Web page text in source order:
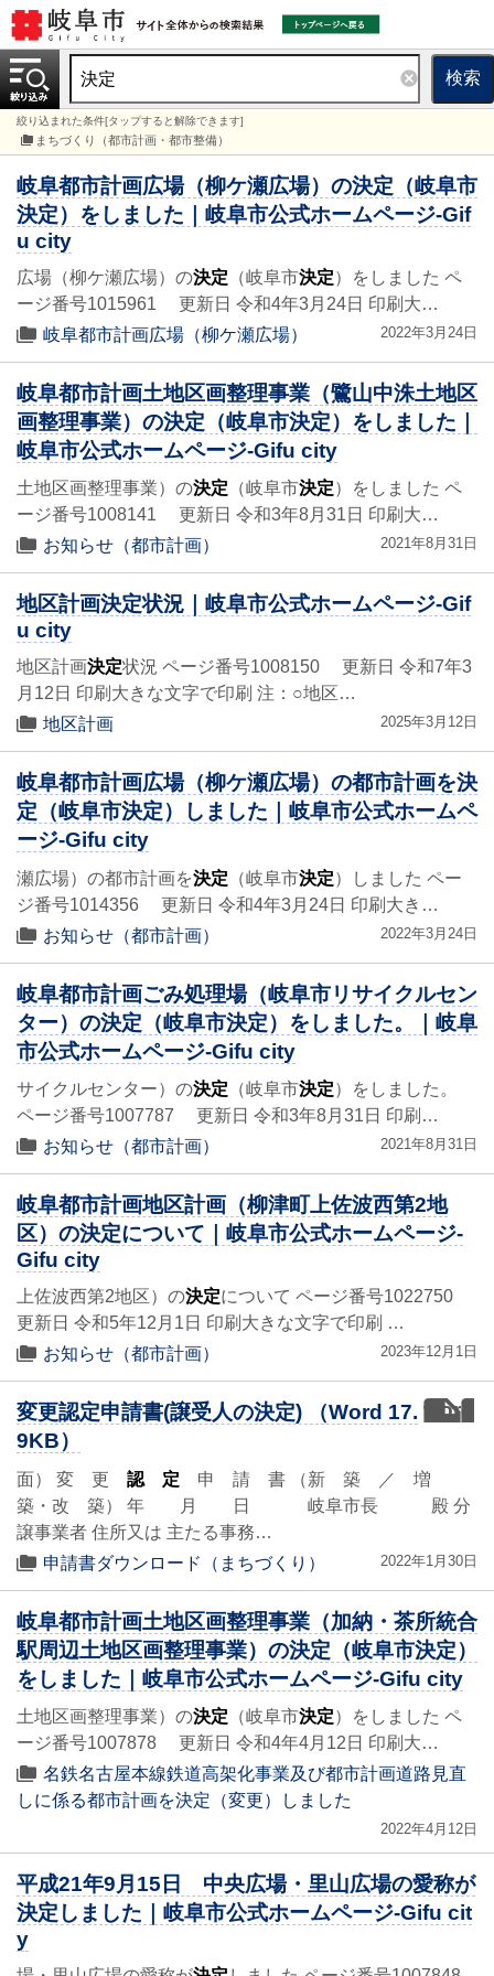
検索
絞り込まれた条件[タップすると解除できます]
まちづくり（都市計画・都市整備）
岐阜都市計画広場（柳ケ瀬広場）の決定（岐阜市
決定）をしました｜岐阜市公式ホームページ-Gif
u city
広場（柳ケ瀬広場）の決定 （岐阜市決定）をしました ペ
ージ番号1015961 更新日 令和4年3月24日 印刷大…
岐阜都市計画広場（柳ケ瀬広場）
2022年3月24日
岐阜都市計画土地区画整理事業（鷺山中洙土地区
画整理事業）の決定（岐阜市決定）をしました｜
岐阜市公式ホームページ-Gifu city
土地区画整理事業）の決定 （岐阜市決定）をしました ペ
ージ番号1008141 更新日 令和3年8月31日 印刷大…
お知らせ（都市計画）
2021年8月31日
地区計画決定状況｜岐阜市公式ホームページ-Gif
u city
地区計画決定状況 ページ番号1008150 更新日 令和7年3
月12日 印刷大きな文字で印刷 注：○地区…
地区計画
2025年3月12日
岐阜都市計画広場（柳ケ瀬広場）の都市計画を決
定（岐阜市決定）しました｜岐阜市公式ホームペ
ージ-Gifu city
瀬広場）の都市計画を決定 （岐阜市決定）しました ペー
ジ番号1014356 更新日 令和4年3月24日 印刷大き…
お知らせ（都市計画）
2022年3月24日
岐阜都市計画ごみ処理場（岐阜市リサイクルセン
ター）の決定（岐阜市決定）をしました。｜岐阜
市公式ホームページ-Gifu city
サイクルセンター）の決定 （岐阜市決定）をしました。
ページ番号1007787 更新日 令和3年8月31日 印刷…
お知らせ（都市計画）
2021年8月31日
岐阜都市計画地区計画（柳津町上佐波西第2地
区）の決定について｜岐阜市公式ホームページ-
Gifu city
上佐波西第2地区）の決定について ページ番号1022750
更新日 令和5年12月1日 印刷大きな文字で印刷 …
お知らせ（都市計画）
2023年12月1日
word
変更認定申請書(譲受人の決定) （Word 17.
9KB）
面） 変 更 認 定 申 請 書 （新 築 ／ 増
築・改 築） 年 月 日 岐阜市長 殿 分
譲事業者 住所又は 主たる事務…
申請書ダウンロード（まちづくり）
2022年1月30日
岐阜都市計画土地区画整理事業（加納・茶所統合
駅周辺土地区画整理事業）の決定（岐阜市決定）
をしました｜岐阜市公式ホームページ-Gifu city
土地区画整理事業）の決定 （岐阜市決定）をしました ペ
ージ番号1007878 更新日 令和4年4月12日 印刷大…
名鉄名古屋本線鉄道高架化事業及び都市計画道路見直
しに係る都市計画を決定（変更）しました
2022年4月12日
平成21年9月15日 中央広場・里山広場の愛称が
決定しました｜岐阜市公式ホームページ-Gifu cit
y